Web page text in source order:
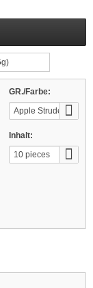
GR./Farbe:
Apple Strudel
Inhalt:
10 pieces